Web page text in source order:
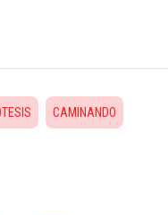
CAMINANDO